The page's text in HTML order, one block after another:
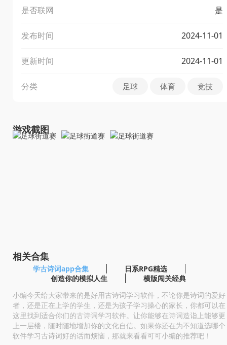
是否联网 是
发布时间 2024-11-01
更新时间 2024-11-01
分类 足球 体育 竞技
游戏截图
相关合集
学古诗词app合集
日系RPG精选
创造你的模拟人生
横版闯关经典
小编今天给大家带来的是好用古诗词学习软件，不论你是诗词的爱好
者，还是正在上学的学生，还是为孩子学习操心的家长，你都可以在
这里找到适合你们的古诗词学习软件。让你能够在诗词造诣上能够更
上一层楼，随时随地增加你的文化自信。如果你还在为不知道选哪个
软件学习古诗词好的话而烦恼，那就来看看可可小编的推荐吧！